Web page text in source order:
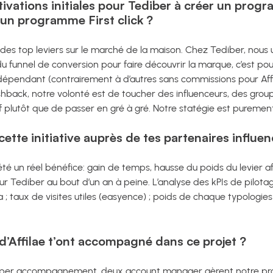
initiales pour Tediber à créer un
programme First click ?
top leviers sur le marché de la maison. Chez Tediber, nous
funnel de conversion pour faire découvrir la marque, c’est
(contrairement à d’autres sans commissions pour
notre volonté est de toucher des influenceurs, des
que de passer en gré à gré. Notre statégie est
initiative auprès de tes partenaires
un réel bénéfice: gain de temps, hausse du poids du levier
Tediber au bout d’un an à peine. L’analyse des kPIs de
taux de visites utiles (easyence) ; poids de chaque
t’ont accompagné dans ce projet ?